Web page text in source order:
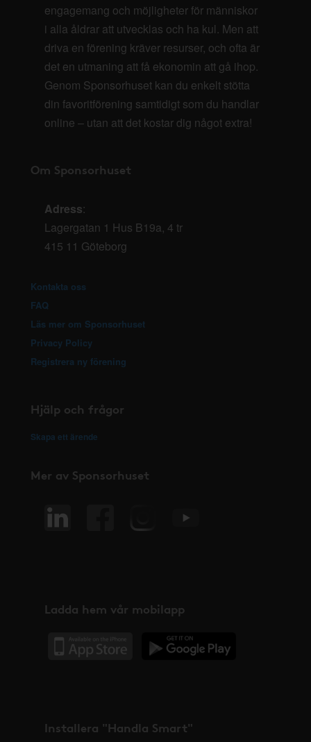
engagemang och möjligheter för människor
i alla åldrar att utvecklas och ha kul. Men att
driva en förening kräver resurser, och ofta är
det en utmaning att få ekonomin att gå ihop.
Genom Sponsorhuset kan du enkelt stötta
din favoritförening samtidigt som du handlar
online – utan att det kostar dig något extra!
Om Sponsorhuset
Adress:
Lagergatan 1 Hus B19a, 4 tr
415 11 Göteborg
Kontakta oss
FAQ
Läs mer om Sponsorhuset
Privacy Policy
Registrera ny förening
Hjälp och frågor
Skapa ett ärende
Mer av Sponsorhuset
Ladda hem vår mobilapp
Installera "Handla Smart"